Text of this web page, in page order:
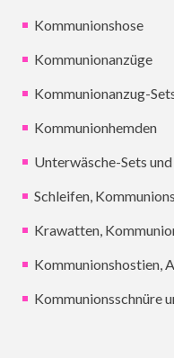
Kommunionshose
Kommunionanzüge
Kommunionanzug-
Kommunionhemden
Unterwäsche-Sets
Schleifen,
Krawatten,
Kommunionshostien,
Kommunionsschnüre